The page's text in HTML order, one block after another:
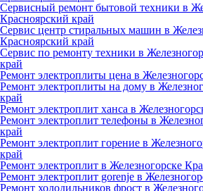
Сервисный ремонт бытовой техники в
Красноярский край
Сервис центр стиральных машин в
Красноярский край
Сервис по ремонту техники в
край
Ремонт электроплиты цена в
Ремонт электроплиты на дому в
край
Ремонт электроплит ханса в
Ремонт электроплит телефоны в
край
Ремонт электроплит горение в
край
Ремонт электроплит в Железногорске
Ремонт электроплит gorenje в
Ремонт холодильников фрост в